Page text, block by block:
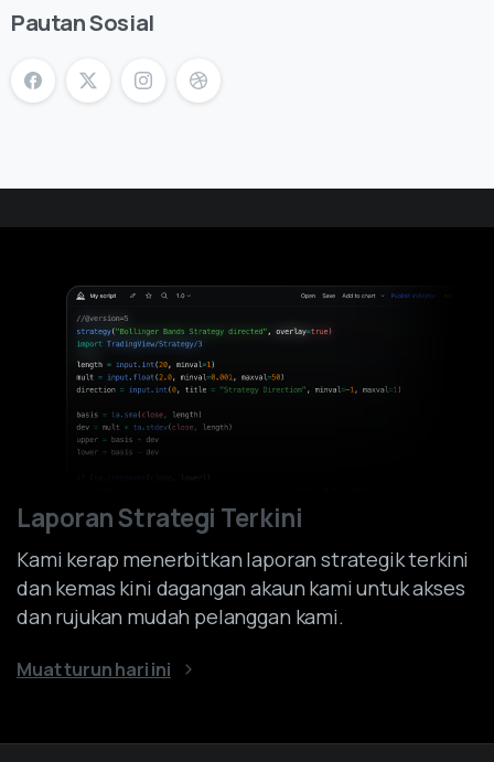
Pautan Sosial
Laporan Strategi Terkini
Kami kerap menerbitkan laporan strategik terkini
dan kemas kini dagangan akaun kami untuk akses
dan rujukan mudah pelanggan kami.
Muat turun hari ini